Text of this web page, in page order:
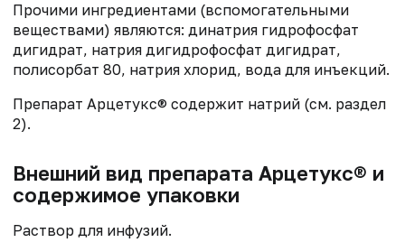
Прочими ингредиентами (вспомогательными
веществами) являются: динатрия гидрофосфат
дигидрат, натрия дигидрофосфат дигидрат,
полисорбат 80, натрия хлорид, вода для инъекций.
Препарат Арцетукс® содержит натрий (см. раздел
2).
Внешний вид препарата Арцетукс® и
содержимое упаковки
Раствор для инфузий.